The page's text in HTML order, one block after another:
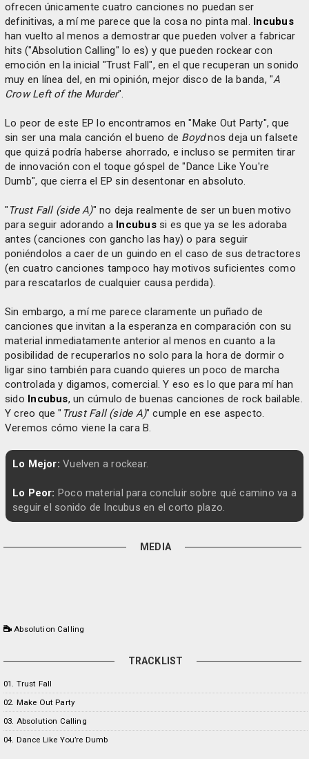
ofrecen únicamente cuatro canciones no puedan ser
definitivas, a mí me parece que la cosa no pinta mal. Incubus
han vuelto al menos a demostrar que pueden volver a fabricar
hits ("Absolution Calling" lo es) y que pueden rockear con
emoción en la inicial "Trust Fall", en el que recuperan un sonido
muy en línea del, en mi opinión, mejor disco de la banda, "A
Crow Left of the Murder".
Lo peor de este EP lo encontramos en "Make Out Party", que
sin ser una mala canción el bueno de Boydnos deja un falsete
que quizá podría haberse ahorrado, e incluso se permiten tirar
de innovación con el toque góspel de "Dance Like You're
Dumb", que cierra el EP sin desentonar en absoluto.
" Trust Fall (side A)" no deja realmente de ser un buen motivo
para seguir adorando a Incubussi es que ya se les adoraba
antes (canciones con gancho las hay) o para seguir
poniéndolos a caer de un guindo en el caso de sus detractores
(en cuatro canciones tampoco hay motivos suficientes como
para rescatarlos de cualquier causa perdida).
Sin embargo, a mí me parece claramente un puñado de
canciones que invitan a la esperanza en comparación con su
material inmediatamente anterior al menos en cuanto a la
posibilidad de recuperarlos no solo para la hora de dormir o
ligar sino también para cuando quieres un poco de marcha
controlada y digamos, comercial. Y eso es lo que para mí han
sido Incubus, un cúmulo de buenas canciones de rock bailable.
Y creo que " Trust Fall (side A)" cumple en ese aspecto.
Veremos cómo viene la cara B.
Lo Mejor: Vuelven a rockear.
Lo Peor: Poco material para concluir sobre qué camino va a
seguir el sonido de Incubus en el corto plazo.
MEDIA
Absolution Calling
TRACKLIST
01. Trust Fall
02. Make Out Party
03. Absolution Calling
04. Dance Like You’re Dumb